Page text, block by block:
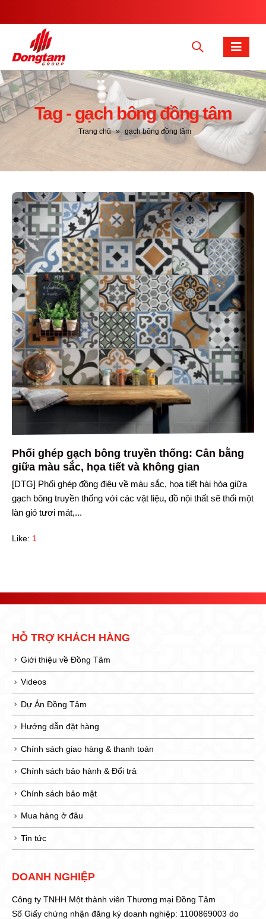
Tag - gạch bông đồng tâm
Trang chủ » gạch bông đồng tâm
Phối ghép gạch bông truyền thống: Cân bằng
giữa màu sắc, họa tiết và không gian
[DTG] Phối ghép đồng điệu về màu sắc, họa tiết hài hòa giữa
gạch bông truyền thống với các vật liệu, đồ nội thất sẽ thổi một
làn gió tươi mát,...
Like: 1
HỖ TRỢ KHÁCH HÀNG
Giới thiệu về Đồng Tâm
Videos
Dự Án Đồng Tâm
Hướng dẫn đặt hàng
Chính sách giao hàng & thanh toán
Chính sách bảo hành & Đổi trả
Chính sách bảo mật
Mua hàng ở đâu
Tin tức
DOANH NGHIỆP
Công ty TNHH Một thành viên Thương mại Đồng Tâm
Số Giấy chứng nhận đăng ký doanh nghiệp: 1100869003 do